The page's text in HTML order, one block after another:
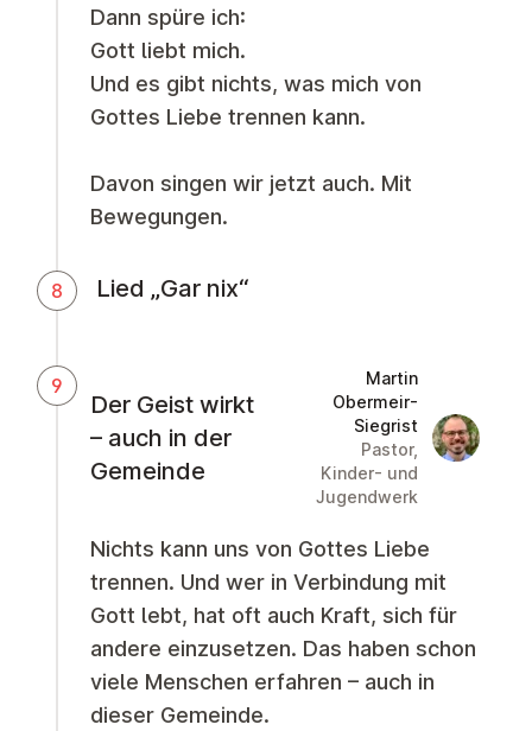
Dann spüre ich:
Gott liebt mich.
Und es gibt nichts, was mich von
Gottes Liebe trennen kann.
Davon singen wir jetzt auch. Mit
Bewegungen.
8 Lied „Gar nix“
9
Der Geist wirkt
– auch in der
Gemeinde
Martin
Obermeir-
Siegrist
Pastor,
Kinder- und
Jugendwerk
Martin
Nichts kann uns von Gottes Liebe
trennen. Und wer in Verbindung mit
Gott lebt, hat oft auch Kraft, sich für
andere einzusetzen. Das haben schon
viele Menschen erfahren – auch in
dieser Gemeinde.